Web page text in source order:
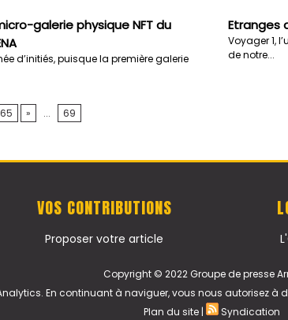
galerie physique NFT du
d’initiés, puisque la première galerie
Etranges
Voyager 1,
de notre...
65 » ... 69
VOS CONTRIBUTIONS
Proposer votre article
Copyright © 2022 Groupe de presse
En continuant à naviguer, vous nous autorisez
Plan du site | Syndication